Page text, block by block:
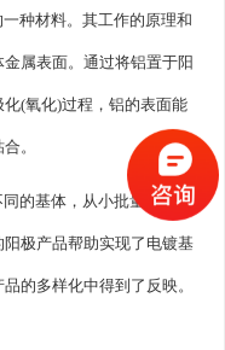
种材料。其工作的原理和
属表面。通过将铝置于阳
(氧化)过程，铝的表面能
。
的基体，从小批量地生产
极产品帮助实现了电镀基
的多样化中得到了反映。